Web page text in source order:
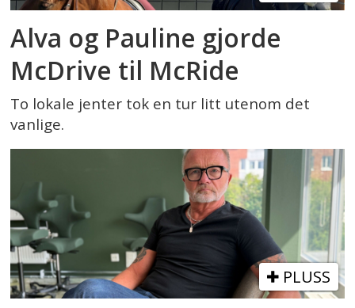
Alva og Pauline gjorde
McDrive til McRide
To lokale jenter tok en tur litt utenom det
vanlige.
PLUSS